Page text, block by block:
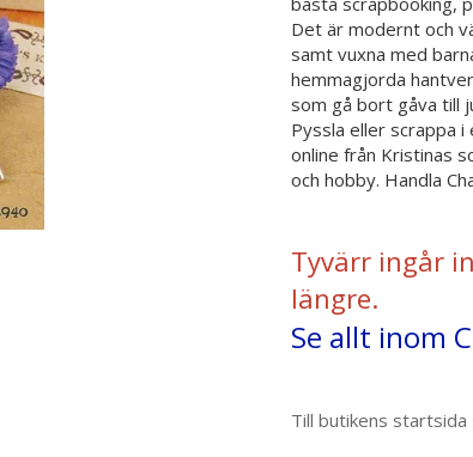
Det är modernt och
samt vuxna med
hemmagjorda
som gå bort gåva till
Pyssla eller scrappa
online från Kristinas
och hobby. Handla
Tyvärr ingår
längre.
Se allt inom
Till butikens startsida